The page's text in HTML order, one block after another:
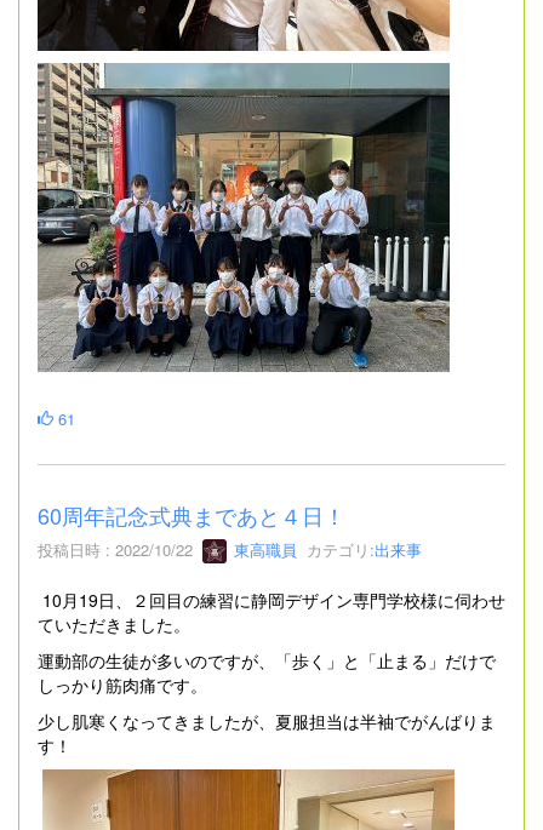
61
60周年記念式典まであと４日！
投稿日時 : 2022/10/22 東高職員 カテゴリ:出来事
10月19日、２回目の練習に静岡デザイン専門学校様に伺わせ
ていただきました。
運動部の生徒が多いのですが、「歩く」と「止まる」だけで
しっかり筋肉痛です。
少し肌寒くなってきましたが、夏服担当は半袖でがんばりま
す！